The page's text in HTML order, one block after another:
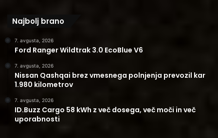
Najbolj brano
7. avgusta, 2026
Ford Ranger Wildtrak 3.0 EcoBlue V6
7. avgusta, 2026
Nissan Qashqai brez vmesnega polnjenja prevozil kar
1.980 kilometrov
7. avgusta, 2026
ID.Buzz Cargo 58 kWh z več dosega, več moči in več
uporabnosti